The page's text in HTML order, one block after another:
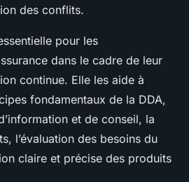
des conflits.
pour les
dans le cadre de leur
continue. Elle les aide à
fondamentaux de la DDA,
et de conseil, la
l’évaluation des besoins du
claire et précise des produits